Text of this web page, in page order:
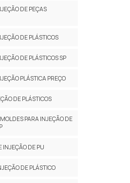
DE PEÇAS
DE PLÁSTICOS
DE PLÁSTICOS SP
PLÁSTICA PREÇO
DE PLÁSTICOS
PARA INJEÇÃO DE
INJEÇÃO DE PU
DE PLÁSTICO